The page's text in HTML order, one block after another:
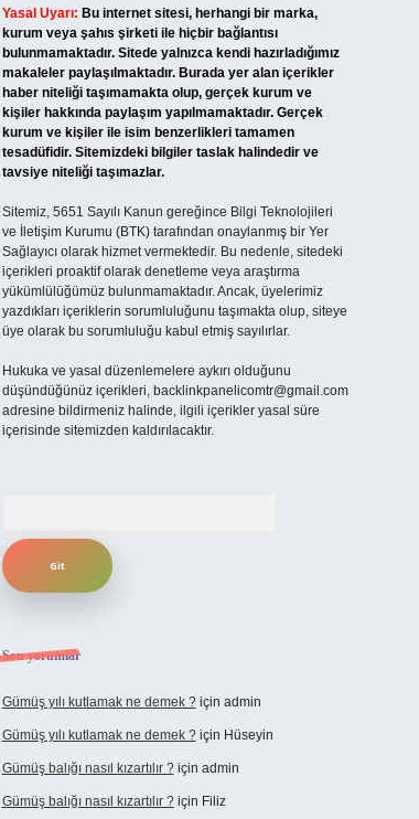
Yasal Uyarı: Bu internet sitesi, herhangi bir marka,
kurum veya şahıs şirketi ile hiçbir bağlantısı
bulunmamaktadır. Sitede yalnızca kendi hazırladığımız
makaleler paylaşılmaktadır. Burada yer alan içerikler
haber niteliği taşımamakta olup, gerçek kurum ve
kişiler hakkında paylaşım yapılmamaktadır. Gerçek
kurum ve kişiler ile isim benzerlikleri tamamen
tesadüfidir. Sitemizdeki bilgiler taslak halindedir ve
tavsiye niteliği taşımazlar.
Sitemiz, 5651 Sayılı Kanun gereğince Bilgi Teknolojileri
ve İletişim Kurumu (BTK) tarafından onaylanmış bir Yer
Sağlayıcı olarak hizmet vermektedir. Bu nedenle, sitedeki
içerikleri proaktif olarak denetleme veya araştırma
yükümlülüğümüz bulunmamaktadır. Ancak, üyelerimiz
yazdıkları içeriklerin sorumluluğunu taşımakta olup, siteye
üye olarak bu sorumluluğu kabul etmiş sayılırlar.
Hukuka ve yasal düzenlemelere aykırı olduğunu
düşündüğünüz içerikleri, backlinkpanelicomtr@gmail.com
adresine bildirmeniz halinde, ilgili içerikler yasal süre
içerisinde sitemizden kaldırılacaktır.
Son yorumlar
Gümüş yılı kutlamak ne demek ?için admin
Gümüş yılı kutlamak ne demek ?için Hüseyin
Gümüş balığı nasıl kızartılır ?için admin
Gümüş balığı nasıl kızartılır ?için Filiz